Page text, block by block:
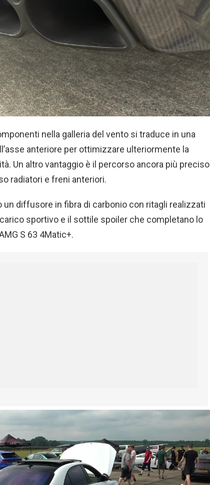
nella galleria del vento si traduce in una
anteriore per ottimizzare ulteriormente la
Un altro vantaggio è il percorso ancora più preciso
radiatori e freni anteriori.
un diffusore in fibra di carbonio con ritagli realizzati
sportivo e il sottile spoiler che completano lo
S 63 4Matic+.